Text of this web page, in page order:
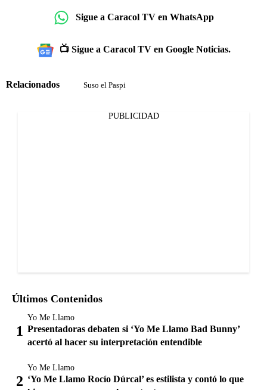
Sigue a Caracol TV en WhatsApp
📺 Sigue a Caracol TV en Google Noticias.
Relacionados Suso el Paspi
PUBLICIDAD
Últimos Contenidos
Yo Me Llamo
Presentadoras debaten si ‘Yo Me Llamo Bad Bunny’
acertó al hacer su interpretación entendible
Yo Me Llamo
‘Yo Me Llamo Rocío Dúrcal’ es estilista y contó lo que